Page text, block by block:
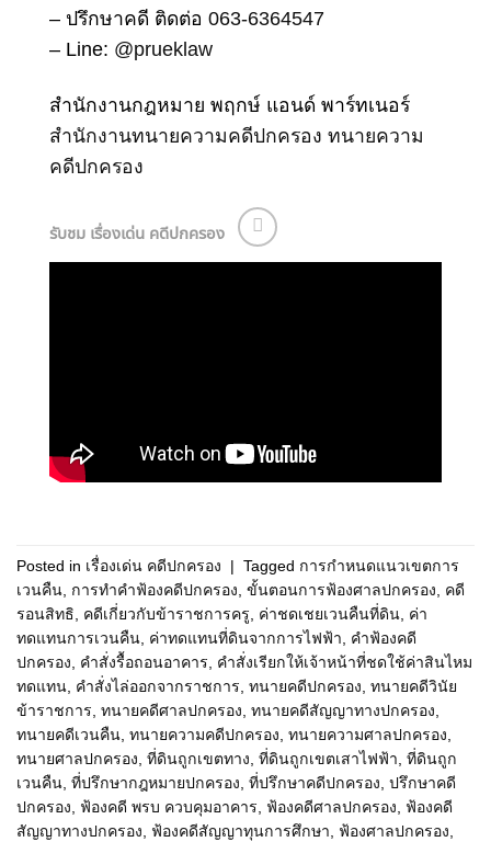
– ปรึกษาคดี ติดต่อ 063-6364547
– Line: @prueklaw
สำนักงานกฎหมาย พฤกษ์ แอนด์ พาร์ทเนอร์
สำนักงานทนายความคดีปกครอง ทนายความ
คดีปกครอง
รับชม เรื่องเด่น คดีปกครอง
Posted in เรื่องเด่น คดีปกครอง | Tagged การกำหนดแนวเขตการ
เวนคืน, การทำคำฟ้องคดีปกครอง, ขั้นตอนการฟ้องศาลปกครอง, คดี
รอนสิทธิ, คดีเกี่ยวกับข้าราชการครู, ค่าชดเชยเวนคืนที่ดิน, ค่า
ทดแทนการเวนคืน, ค่าทดแทนที่ดินจากการไฟฟ้า, คำฟ้องคดี
ปกครอง, คำสั่งรื้อถอนอาคาร, คำสั่งเรียกให้เจ้าหน้าที่ชดใช้ค่าสินไหม
ทดแทน, คำสั่งไล่ออกจากราชการ, ทนายคดีปกครอง, ทนายคดีวินัย
ข้าราชการ, ทนายคดีศาลปกครอง, ทนายคดีสัญญาทางปกครอง,
ทนายคดีเวนคืน, ทนายความคดีปกครอง, ทนายความศาลปกครอง,
ทนายศาลปกครอง, ที่ดินถูกเขตทาง, ที่ดินถูกเขตเสาไฟฟ้า, ที่ดินถูก
เวนคืน, ที่ปรึกษากฎหมายปกครอง, ที่ปรึกษาคดีปกครอง, ปรึกษาคดี
ปกครอง, ฟ้องคดี พรบ ควบคุมอาคาร, ฟ้องคดีศาลปกครอง, ฟ้องคดี
สัญญาทางปกครอง, ฟ้องคดีสัญญาทุนการศึกษา, ฟ้องศาลปกครอง,